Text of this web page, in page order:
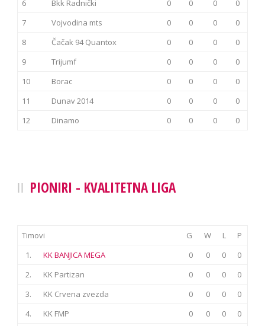
6
Bkk Radnički 0 0 0
0
7
Vojvodina mts 0 0 0
0
8
Čačak 94 Quantox 0 0 0
0
9
Trijumf 0 0 0
0
10
Borac 0 0 0
0
11
Dunav 2014 0 0 0
0
12
Dinamo 0 0 0 0
PIONIRI - KVALITETNA LIGA
Timovi G W L
P
1.
KK BANJICA MEGA 0 0 0
0
2.
KK Partizan 0 0 0
0
3.
KK Crvena zvezda 0 0 0
0
4.
KK FMP 0 0 0
0